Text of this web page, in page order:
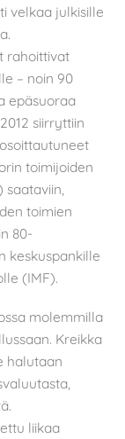
velkaa julkisille
rahoittivat
– noin 90
epäsuoraa
siirryttiin
toimijoiden
saataviin,
toimien
80-
keskuspankille
(IMF).
molemmilla
Kreikka
halutaan
liikaa